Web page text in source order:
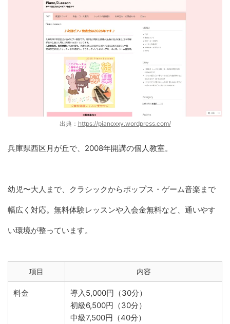
出典： https://pianoxxy.wordpress.com/
兵庫県西区月が丘で、2008年開講の個人教室。
幼児〜大人まで、クラシックからポップス・ゲーム音楽まで
幅広く対応。無料体験レッスンや入会金無料など、通いやす
い環境が整っています。
項目 内容
料金
導入5,000円（30分）
初級6,500円（30分）
中級7,500円（40分）